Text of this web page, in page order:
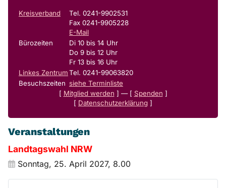
Kreisverband
Tel. 0241-9902531
Fax 0241-9905228
E-Mail
Bürozeiten
Di 10 bis 14 Uhr
Do 9 bis 12 Uhr
Fr 13 bis 16 Uhr
Linkes ZentrumTel. 0241-99063820
Besuchszeiten siehe Terminliste
[ Mitglied werden ] — [ Spenden ]
[ Datenschutzerklärung ]
Veranstaltungen
Landtagswahl NRW
Sonntag, 25. April 2027, 8.00